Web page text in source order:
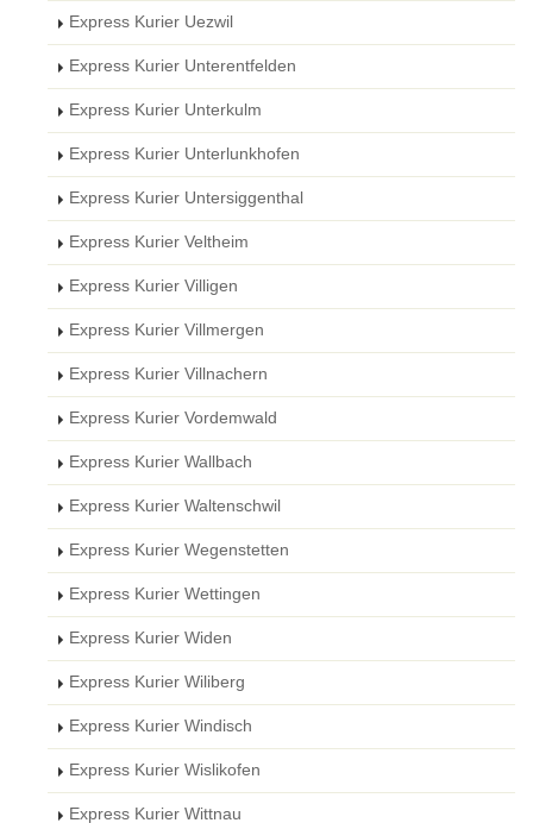
Express Kurier Uezwil
Express Kurier Unterentfelden
Express Kurier Unterkulm
Express Kurier Unterlunkhofen
Express Kurier Untersiggenthal
Express Kurier Veltheim
Express Kurier Villigen
Express Kurier Villmergen
Express Kurier Villnachern
Express Kurier Vordemwald
Express Kurier Wallbach
Express Kurier Waltenschwil
Express Kurier Wegenstetten
Express Kurier Wettingen
Express Kurier Widen
Express Kurier Wiliberg
Express Kurier Windisch
Express Kurier Wislikofen
Express Kurier Wittnau